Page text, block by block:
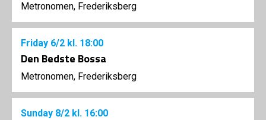
Metronomen, Frederiksberg
Friday 6/2 kl. 18:00
Den Bedste Bossa
Metronomen, Frederiksberg
Sunday 8/2 kl. 16:00